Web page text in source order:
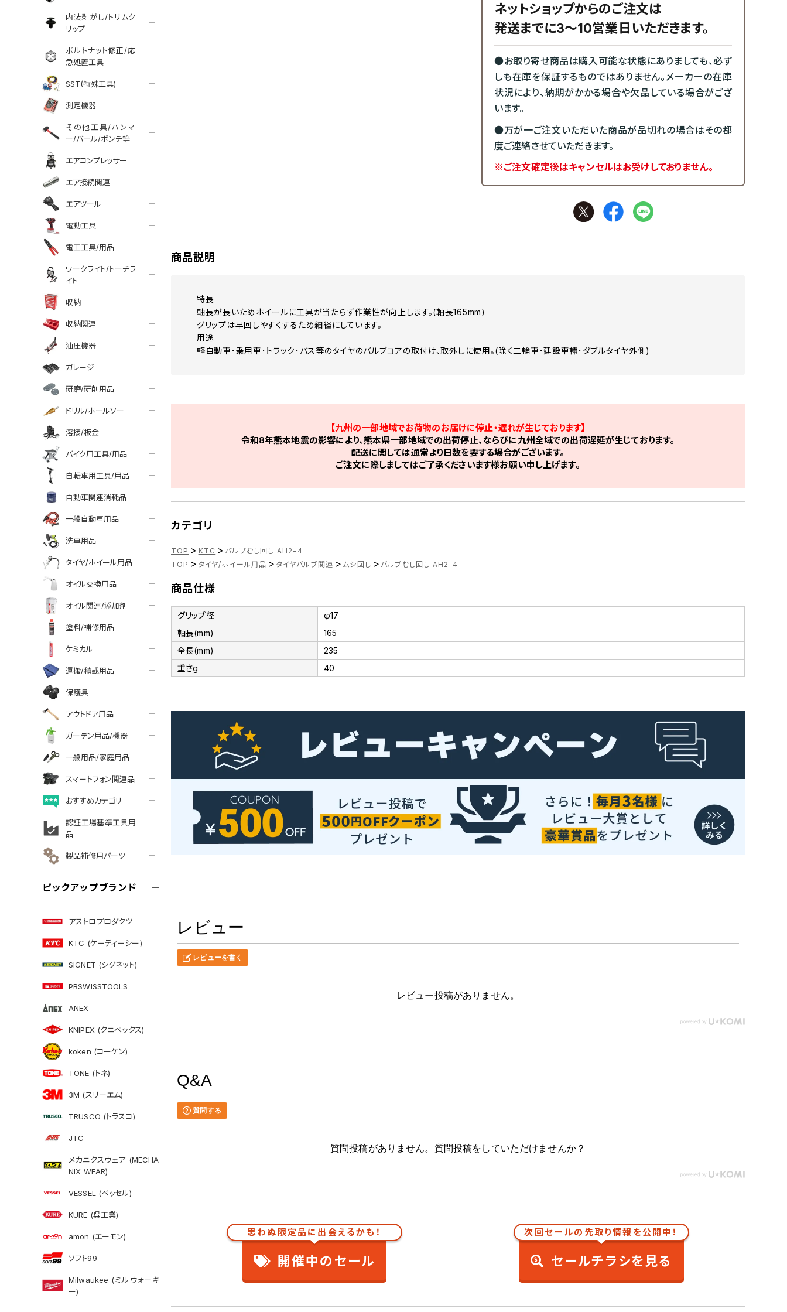
内装剥がし/トリムク
リップ
ボルトナット修正/応
急処置工具
SST(特殊工具)
測定機器
その他工具/ハンマ
ー/バール/ポンチ等
エアコンプレッサー
エア接続関連
エアツール
電動工具
電工工具/用品
ワークライト/トーチラ
イト
収納
収納関連
油圧機器
ガレージ
研磨/研削用品
ドリル/ホールソー
溶接/板金
バイク用工具/用品
自転車用工具/用品
自動車関連消耗品
一般自動車用品
洗車用品
タイヤ/ホイール用品
オイル交換用品
オイル関連/添加剤
塗料/補修用品
ケミカル
運搬/積載用品
保護具
アウトドア用品
ガーデン用品/機器
一般用品/家庭用品
スマートフォン関連品
おすすめカテゴリ
認証工場基準工具用
品
製品補修用パーツ
ピックアップブランド
アストロプロダクツ
KTC (ケーティーシー)
SIGNET (シグネット)
PBSWISSTOOLS
ANEX
KNIPEX (クニペックス)
koken (コーケン)
TONE (トネ)
3M (スリーエム)
TRUSCO (トラスコ)
JTC
メカニクスウェア (MECHA
NIX WEAR)
VESSEL (ベッセル)
KURE (呉工業)
amon (エーモン)
ソフト99
Milwaukee (ミルウォーキ
ー)
ネットショップからのご注文は
発送までに3～10営業日いただきます。
●お取り寄せ商品は購入可能な状態にありましても、必ず
しも在庫を保証するものではありません。メーカーの在庫
状況により、納期がかかる場合や欠品している場合がござ
います。
●万が一ご注文いただいた商品が品切れの場合はその都
度ご連絡させていただきます。
※ご注文確定後はキャンセルはお受けしておりません。
facebook
line
商品説明
特長
軸長が長いためホイールに工具が当たらず作業性が向上します。(軸長165mm)
グリップは早回しやすくするため細径にしています。
用途
軽自動車･乗用車･トラック･バス等のタイヤのバルブコアの取付け、取外しに使用。(除く二輪車･建設車輛･ダブルタイヤ外側)
【九州の一部地域でお荷物のお届けに停止・遅れが生じております】
令和8年熊本地震の影響により、熊本県一部地域での出荷停止、ならびに九州全域での出荷遅延が生じております。
配送に関しては通常より日数を要する場合がございます。
ご注文に際しましてはご了承くださいます様お願い申し上げます。
カテゴリ
TOP > KTC > バルブむし回し AH2-4
TOP > タイヤ/ホイール用品 > タイヤバルブ関連 > ムシ回し > バルブむし回し AH2-4
商品仕様
グリップ径
φ17
軸長(mm)
165
全長(mm)
235
重さg
40
レビュー
レビューを書く
レビュー投稿がありません。
Q&A
質問する
質問投稿がありません。質問投稿をしていただけませんか？
思わぬ限定品に出会えるかも！
開催中のセール
次回セールの先取り情報を公開中！
セールチラシを見る